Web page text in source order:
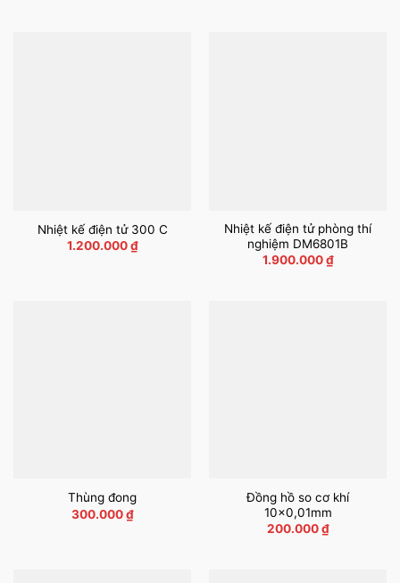
Nhiệt kế điện tử 300 C
1.200.000₫
Nhiệt kế điện tử phòng thí
nghiệm DM6801B
1.900.000₫
Thùng đong
300.000₫
Đồng hồ so cơ khí
10×0,01mm
200.000₫